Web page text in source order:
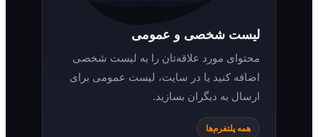
لیست شخصی و عمومی
محتوای مورد علاقه‌تان را به لیست شخصی
اضافه کنید یا در سایت، لیست عمومی برای
ارسال به دیگران بسازید.
همه پلتفرم‌ها